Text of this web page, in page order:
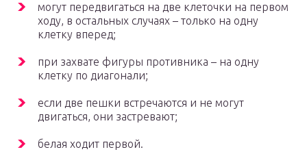
могут передвигаться на две клеточки на первом
ходу, в остальных случаях – только на одну
клетку вперед;
при захвате фигуры противника – на одну
клетку по диагонали;
если две пешки встречаются и не могут
двигаться, они застревают;
белая ходит первой.